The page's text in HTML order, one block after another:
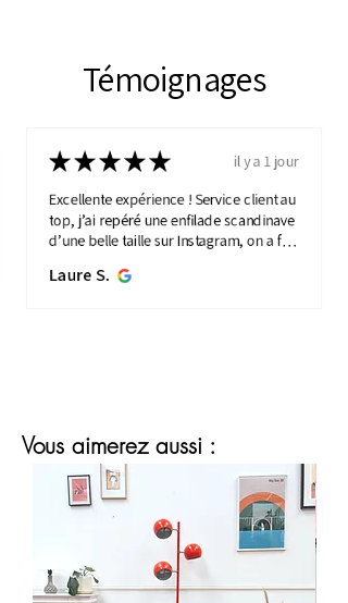
Témoignages
★★★★★
il y a 1 jour
Excellente expérience ! Service client au
top, j’ai repéré une enfilade scandinave
d’une belle taille sur Instagram, on a fait
plus...MONTRE PLUS
Laure S.
Vous aimerez aussi :